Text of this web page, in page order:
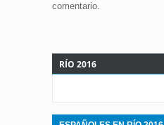
comentario.
RÍO 2016